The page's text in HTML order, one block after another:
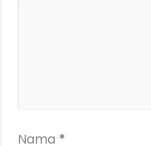
Nama *